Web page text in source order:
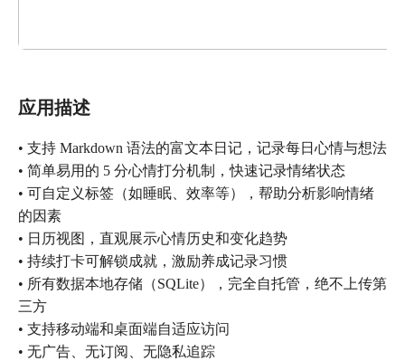
应用描述
• 支持 Markdown 语法的富文本日记，记录每日心情与想法
• 简单易用的 5 分心情打分机制，快速记录情绪状态
• 可自定义标签（如睡眠、效率等），帮助分析影响情绪
的因素
• 日历视图，直观展示心情历史和变化趋势
• 持续打卡可解锁成就，激励养成记录习惯
• 所有数据本地存储（SQLite），完全自托管，绝不上传第
三方
• 支持移动端和桌面端自适应访问
• 无广告、无订阅、无隐私追踪